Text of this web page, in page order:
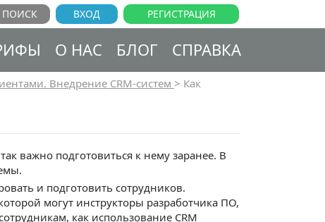
РЕГИСТРАЦИЯ
ВХОД
О НАС БЛОГ СПРАВКА
Внедрение CRM-систем > Как
важно подготовиться к нему заранее. В
и подготовить сотрудников.
могут инструкторы разработчика ПО,
как использование CRM